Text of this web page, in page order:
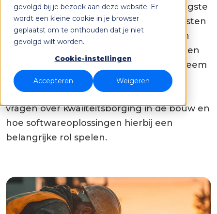
gevolgd bij je bezoek aan deze website. Er
wordt een kleine cookie in je browser
geplaatst om te onthouden dat je niet
gevolgd wilt worden.
Cookie-instellingen
Accepteren Weigeren
ervoor dat het werk voldoet aan de hoogste
standaarden en dat alle wettelijke vereisten
worden nageleefd. Met de opkomst van
digitale oplossingen is het implementeren
van een efficiënt kwaliteitsborgingssysteem
gemakkelijker dan ooit. In dit blog
beantwoorden we enkele veelgestelde
vragen over kwaliteitsborging in de bouw en
hoe softwareoplossingen hierbij een
belangrijke rol spelen.